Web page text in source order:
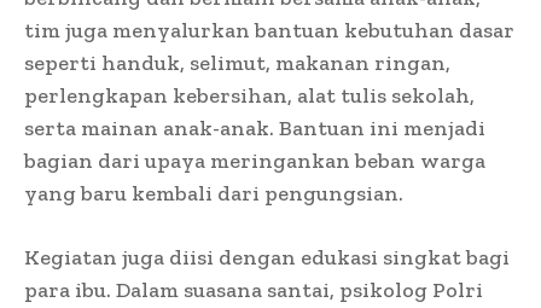
tim juga menyalurkan bantuan kebutuhan dasar
seperti handuk, selimut, makanan ringan,
perlengkapan kebersihan, alat tulis sekolah,
serta mainan anak-anak. Bantuan ini menjadi
bagian dari upaya meringankan beban warga
yang baru kembali dari pengungsian.
Kegiatan juga diisi dengan edukasi singkat bagi
para ibu. Dalam suasana santai, psikolog Polri